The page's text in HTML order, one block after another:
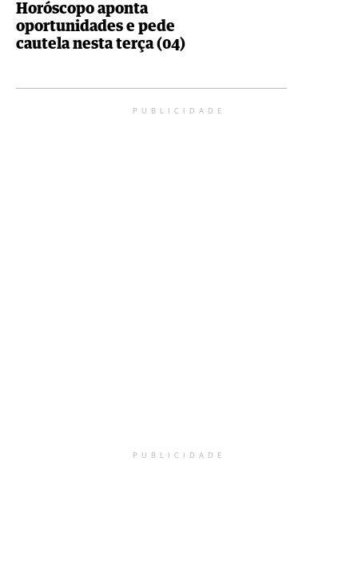
Horóscopo aponta
oportunidades e pede
cautela nesta terça (04)
PUBLICIDADE
PUBLICIDADE